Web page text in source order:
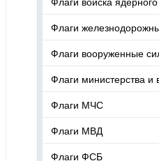
Флаги
Флаги вооруженные
Флаги министерства и
Флаги МЧС
Флаги МВД
Флаги ФСБ